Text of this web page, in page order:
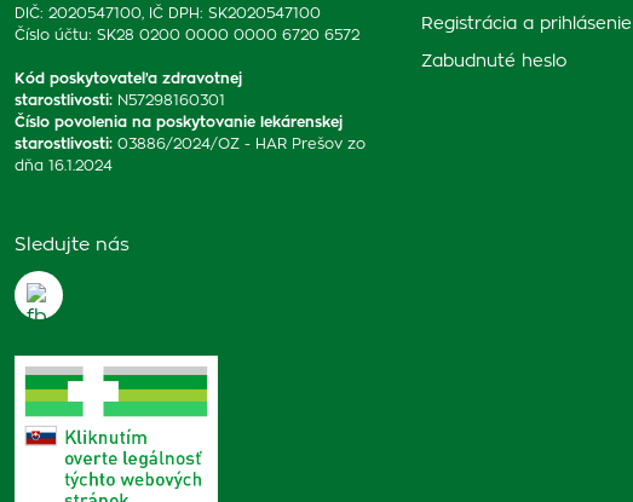
DIČ: 2020547100, IČ DPH: SK2020547100
Číslo účtu: SK28 0200 0000 0000 6720 6572
Kód poskytovateľa zdravotnej
starostlivosti: N57298160301
Číslo povolenia na poskytovanie lekárenskej
starostlivosti: 03886/2024/OZ - HAR Prešov zo
dňa 16.1.2024
Sledujte nás
Registrácia a prihlásenie
Zabudnuté heslo